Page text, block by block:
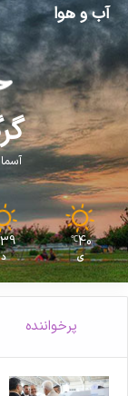
آب و هوا
40
℃
ی
39
د
پرخواننده